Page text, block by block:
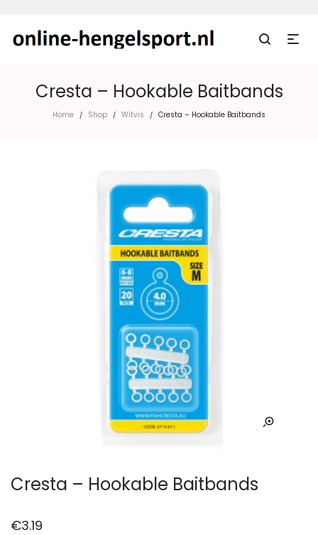
Cresta – Hookable Baitbands
Home / Shop / Witvis / Cresta – Hookable Baitbands
Cresta – Hookable Baitbands
€3.19